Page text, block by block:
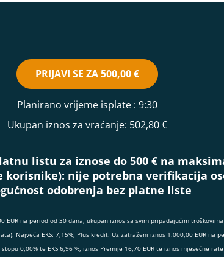
PRIJAVI SE ZA500,00 €
Planirano vrijeme isplate : 9:30
Ukupan iznos za vraćanje: 502,80 €
listu za iznose do 500 € na
korisnike): nije potrebna verifikacija
odobrenja bez platne liste
EUR na period od 30 dana, ukupan iznos sa svim pripadajućim
Najveća EKS: 7,15%, Plus kredit: Uz zatraženi iznos 1.000,00 EUR na
0,00% te EKS 6,96 %, iznos Premije 16,70 EUR te iznos mjesečne